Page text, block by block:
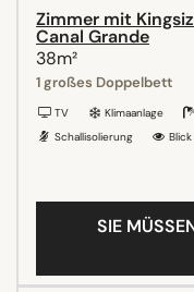
Zimmer mit
Canal Grande
38m²
1 großes Doppelbett
TV Klimaanlage
Schallisolierung
SIE